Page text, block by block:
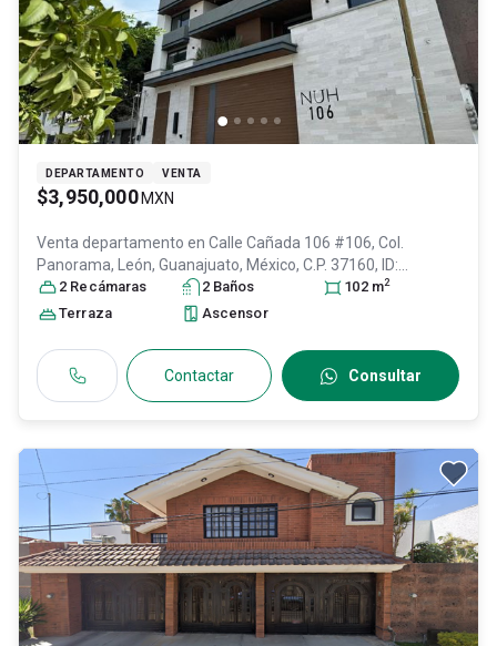
DEPARTAMENTO VENTA
$3,950,000 MXN
Venta departamento en Calle Cañada 106 #106, Col.
Panorama,
León, Guanajuato, México, C.P. 37160, ID:
30191258
2 Recámaras 2 Baños 102 m2
Terraza Ascensor
Contactar Consultar